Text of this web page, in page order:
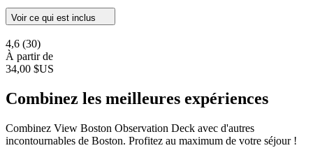
Voir ce qui est inclus
4,6 (30)
À partir de
34,00 $US
Combinez les meilleures expériences
Combinez View Boston Observation Deck avec d'autres
incontournables de Boston. Profitez au maximum de votre séjour !